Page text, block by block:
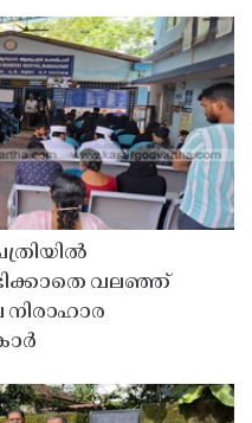
വലഞ്ഞ്